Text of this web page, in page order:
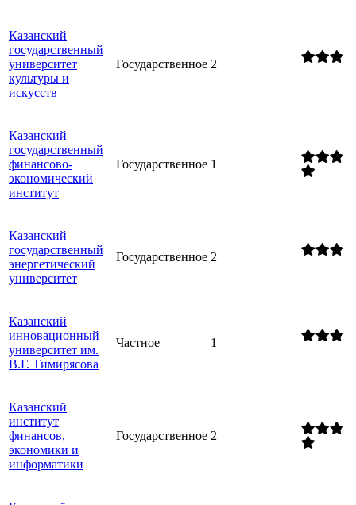
Казанский
государственный
университет
культуры и
искусств
Государственное 2
Казанский
государственный
финансово-
экономический
институт
Государственное 1
Казанский
государственный
энергетический
университет
Государственное 2
Казанский
инновационный
университет им.
В.Г. Тимирясова
Частное 1
Казанский
институт
финансов,
экономики и
информатики
Государственное 2